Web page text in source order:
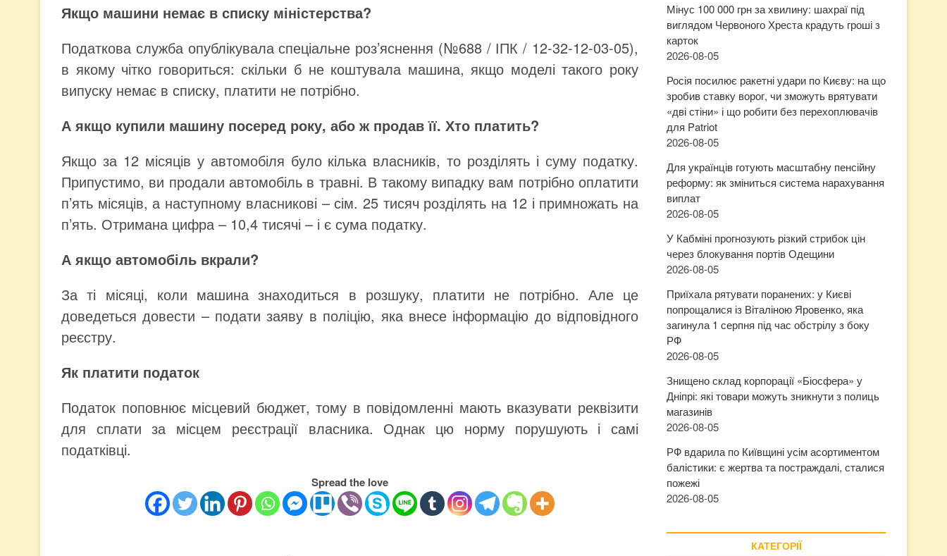
Якщо машини немає в списку міністерства?
Податкова служба опублікувала спеціальне роз’яснення (№688 / ІПК / 12-32-12-03-05),
в якому чітко говориться: скільки б не коштувала машина, якщо моделі такого року
випуску немає в списку, платити не потрібно.
А якщо купили машину посеред року, або ж продав її. Хто платить?
Якщо за 12 місяців у автомобіля було кілька власників, то розділять і суму податку.
Припустимо, ви продали автомобіль в травні. В такому випадку вам потрібно оплатити
п’ять місяців, а наступному власникові – сім. 25 тисяч розділять на 12 і примножать на
п’ять. Отримана цифра – 10,4 тисячі – і є сума податку.
А якщо автомобіль вкрали?
За ті місяці, коли машина знаходиться в розшуку, платити не потрібно. Але це
доведеться довести – подати заяву в поліцію, яка внесе інформацію до відповідного
реєстру.
Як платити податок
Податок поповнює місцевий бюджет, тому в повідомленні мають вказувати реквізити
для сплати за місцем реєстрації власника. Однак цю норму порушують і самі
податківці.
Spread the love
Мінус 100 000 грн за хвилину: шахраї під
виглядом Червоного Хреста крадуть гроші з
карток
2026-08-05
Росія посилює ракетні удари по Києву: на що
зробив ставку ворог, чи зможуть врятувати
«дві стіни» і що робити без перехоплювачів
для Patriot
2026-08-05
Для українців готують масштабну пенсійну
реформу: як зміниться система нарахування
виплат
2026-08-05
У Кабміні прогнозують різкий стрибок цін
через блокування портів Одещини
2026-08-05
Приїхала рятувати поранених: у Києві
попрощалися із Віталіною Яровенко, яка
загинула 1 серпня під час обстрілу з боку
РФ
2026-08-05
Знищено склад корпорації «Біосфера» у
Дніпрі: які товари можуть зникнути з полиць
магазинів
2026-08-05
РФ вдарила по Київщині усім асортиментом
балістики: є жертва та постраждалі, сталися
пожежі
2026-08-05
КАТЕГОРІЇ